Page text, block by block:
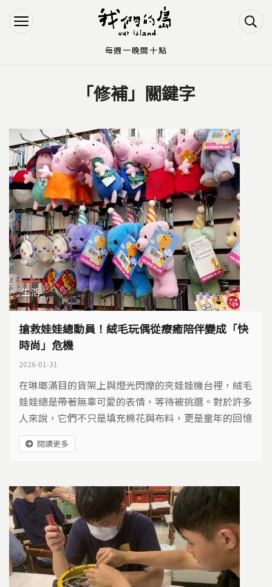
Jump to Navigation
Jump to Main content
「修補」關鍵字
生活
搶救娃娃總動員！絨毛玩偶從療癒陪伴變成「快
時尚」危機
2026-01-31
在琳瑯滿目的貨架上與燈光閃爍的夾娃娃機台裡，絨毛
娃娃總是帶著無辜可愛的表情，等待被挑選。對於許多
人來說，它們不只是填充棉花與布料，更是童年的回憶
與療癒慰藉。
閱讀更多
每週一晚間十點